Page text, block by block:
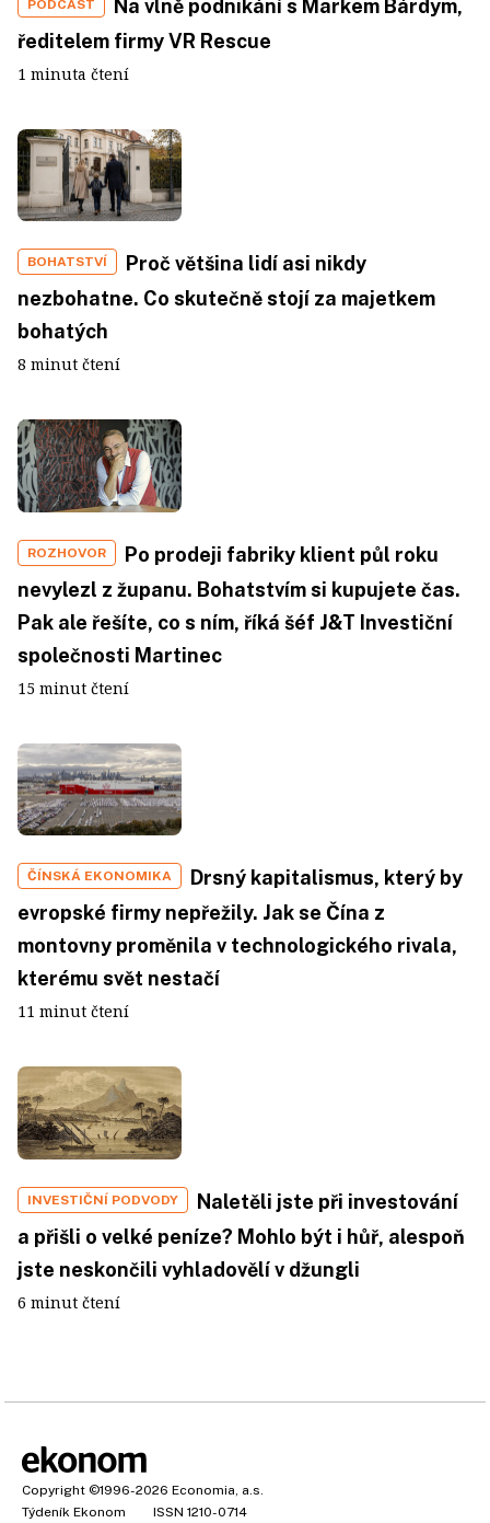
PODCAST
Na vlně podnikání s Markem Bárdym,
ředitelem firmy VR Rescue
1 minuta čtení
BOHATSTVÍ
Proč většina lidí asi nikdy
nezbohatne. Co skutečně stojí za majetkem
bohatých
8 minut čtení
ROZHOVOR
Po prodeji fabriky klient půl roku
nevylezl z županu. Bohatstvím si kupujete čas.
Pak ale řešíte, co s ním, říká šéf J&T Investiční
společnosti Martinec
15 minut čtení
ČÍNSKÁ EKONOMIKA
Drsný kapitalismus, který by
evropské firmy nepřežily. Jak se Čína z
montovny proměnila v technologického rivala,
kterému svět nestačí
11 minut čtení
INVESTIČNÍ PODVODY
Naletěli jste při investování
a přišli o velké peníze? Mohlo být i hůř, alespoň
jste neskončili vyhladovělí v džungli
6 minut čtení
Copyright ©1996-2026 Economia, a.s.
Týdeník Ekonom
ISSN 1210-0714